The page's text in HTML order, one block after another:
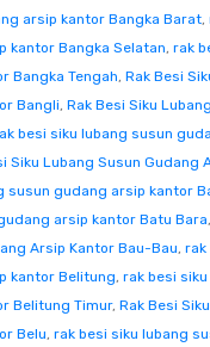
arsip kantor Bangka Barat,
kantor Bangka Selatan, rak
Bangka Tengah, Rak Besi
Bangli, Rak Besi Siku
besi siku lubang susun
Siku Lubang Susun Gudang
susun gudang arsip kantor
arsip kantor Batu Bara,
Arsip Kantor Bau-Bau, rak
kantor Belitung, rak besi
Belitung Timur, Rak Besi
Belu, rak besi siku lubang